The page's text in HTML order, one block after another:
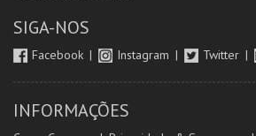
SIGA-NOS
Facebook Instagram Twitter
INFORMAÇÕES